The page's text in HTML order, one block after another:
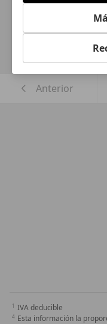
Anterior
IVA deducible
Esta información la